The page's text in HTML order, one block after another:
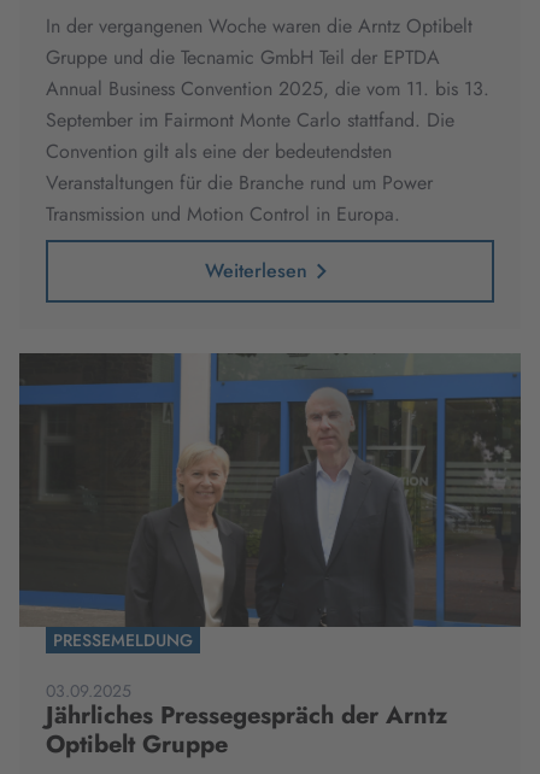
In der vergangenen Woche waren die Arntz Optibelt
Gruppe und die Tecnamic GmbH Teil der EPTDA
Annual Business Convention 2025, die vom 11. bis 13.
September im Fairmont Monte Carlo stattfand. Die
Convention gilt als eine der bedeutendsten
Veranstaltungen für die Branche rund um Power
Transmission und Motion Control in Europa.
Weiterlesen
PRESSEMELDUNG
03.09.2025
Jährliches Pressegespräch der Arntz
Optibelt Gruppe